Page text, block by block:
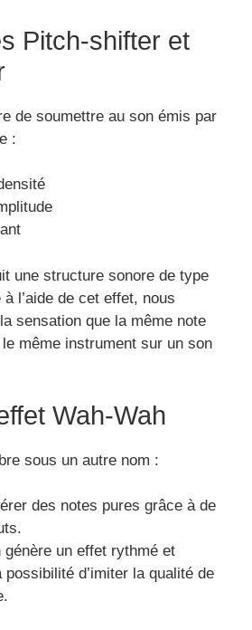
Pitch-shifter et
de soumettre au son émis par
:
une structure sonore de type
l’aide de cet effet, nous
sensation que la même note
même instrument sur un son
Wah-Wah
sous un autre nom :
des notes pures grâce à de
génère un effet rythmé et
d’imiter la qualité de